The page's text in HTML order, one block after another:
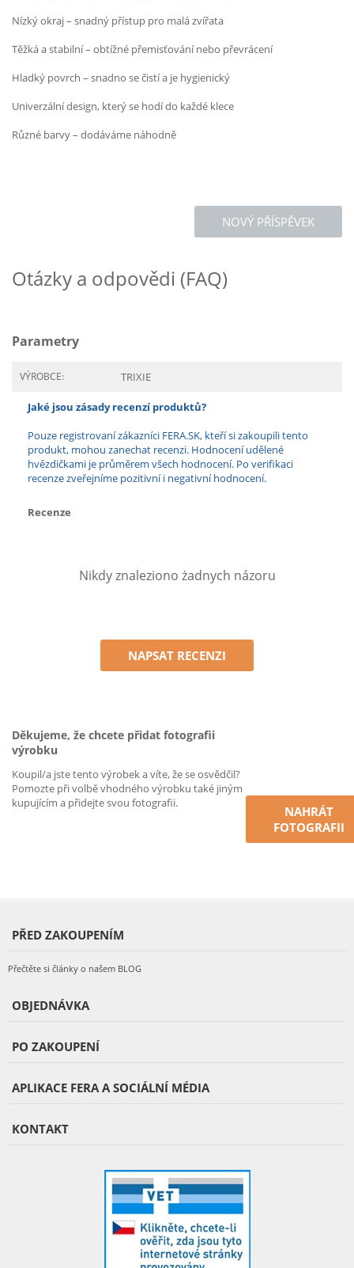
Nízký okraj – snadný přístup pro malá zvířata
Těžká a stabilní – obtížné přemisťování nebo převrácení
Hladký povrch – snadno se čistí a je hygienický
Univerzální design, který se hodí do každé klece
Různé barvy – dodáváme náhodně
NOVÝ PŘÍSPĚVEK
Otázky a odpovědi (FAQ)
Parametry
VÝROBCE: TRIXIE
Jaké jsou zásady recenzí produktů?
Pouze registrovaní zákazníci FERA.SK, kteří si zakoupili tento
produkt, mohou zanechat recenzi. Hodnocení udělené
hvězdičkami je průměrem všech hodnocení. Po verifikaci
recenze zveřejníme pozitivní i negativní hodnocení.
Recenze
Nikdy znaleziono żadnych názoru
NAPSAT RECENZI
Děkujeme, že chcete přidat fotografii
výrobku
Koupil/a jste tento výrobek a víte, že se osvědčil?
Pomozte při volbě vhodného výrobku také jiným
kupujícím a přidejte svou fotografii.
NAHRÁT
FOTOGRAFII
PŘED ZAKOUPENÍM
Přečtěte si články o našem BLOG
OBJEDNÁVKA
PO ZAKOUPENÍ
APLIKACE FERA A SOCIÁLNÍ MÉDIA
KONTAKT